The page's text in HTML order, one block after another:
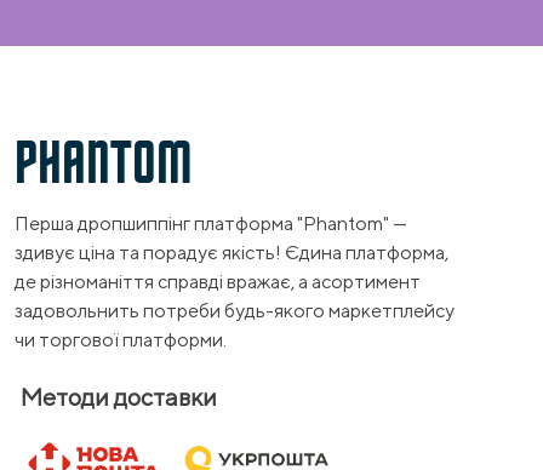
PHANTOM
Перша дропшиппінг платформа "Phantom" —
здивує ціна та порадує якість! Єдина платформа,
де різноманіття справді вражає, а асортимент
задовольнить потреби будь-якого маркетплейсу
чи торгової платформи.
Методи доставки